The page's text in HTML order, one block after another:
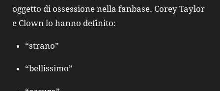
oggetto di ossessione nella fanbase. Corey Taylor
e Clown lo hanno definito:
“strano”
“bellissimo”